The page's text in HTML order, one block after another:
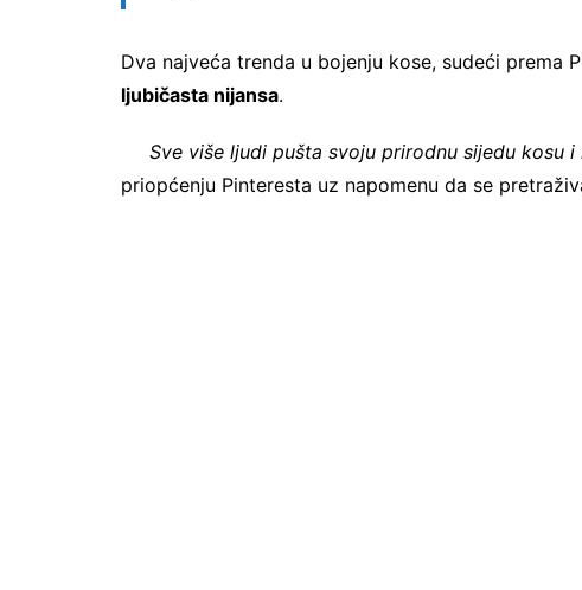
Dva najveća trenda u bojenju kose, sudeći prema
ljubičasta nijansa.
Sve više ljudi pušta svoju prirodnu sijedu kosu
priopćenju Pinteresta uz napomenu da se